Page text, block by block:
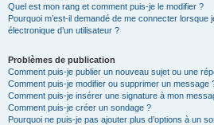
Quel est mon rang et comment puis-je le modifier ?
Pourquoi m’est-il demandé de me connecter lorsque
électronique d’un utilisateur ?
Problèmes de publication
Comment puis-je publier un nouveau sujet ou une
Comment puis-je modifier ou supprimer un message
Comment puis-je insérer une signature à mon
Comment puis-je créer un sondage ?
Pourquoi ne puis-je pas ajouter plus d’options à un